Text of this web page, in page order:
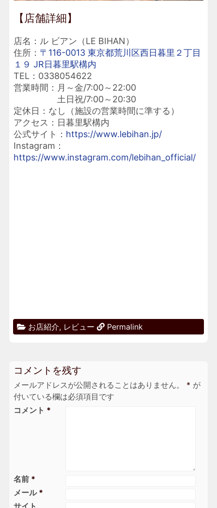
【店舗詳細】
店名：ル ビアン（LE BIHAN）
住所： 〒116-0013 東京都荒川区西日暮里２丁目
１９ JR日暮里駅構内
TEL：0338054622
営業時間：月～金/7:00～22:00
土日祝/7:00～20:30
定休日：なし（施設の営業時間に準する）
アクセス：日暮里駅構内
公式サイト： https://www.lebihan.jp/
Instagram：
https://www.instagram.com/lebihan_official/
お店紹介, レビュー Permalink
コメントを残す
メールアドレスが公開されることはありません。 * が
付いている欄は必須項目です
コメント *
名前 *
メール *